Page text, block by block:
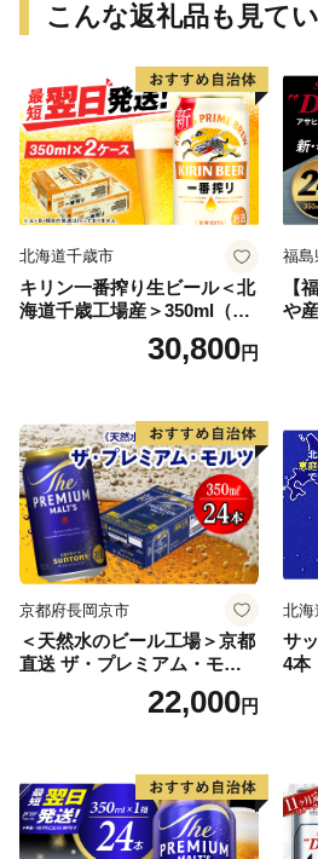
こんな返礼品も見て
北海道千歳市
キリン一番搾り生ビール＜北
海道千歳工場産＞350ml（24
30,800円
福島
【
や
ス
口
【
京都府長岡京市
＜天然水のビール工場＞京都
直送 ザ・プレミアム・モル
ツ 350ml×24本 プレモル [149
22,000円
北海
サ
4本